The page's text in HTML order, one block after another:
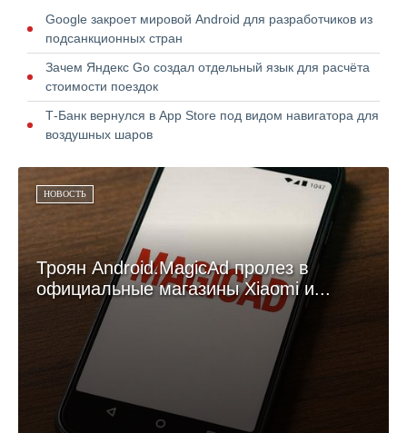
Google закроет мировой Android для разработчиков из
подсанкционных стран
Зачем Яндекс Go создал отдельный язык для расчёта
стоимости поездок
Т-Банк вернулся в App Store под видом навигатора для
воздушных шаров
НОВОСТЬ
Троян Android.MagicAd пролез в
официальные магазины Xiaomi и...